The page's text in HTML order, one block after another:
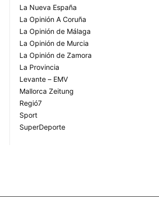
La Nueva España
La Opinión A Coruña
La Opinión de Málaga
La Opinión de Murcia
La Opinión de Zamora
La Provincia
Levante – EMV
Mallorca Zeitung
Regió7
Sport
SuperDeporte